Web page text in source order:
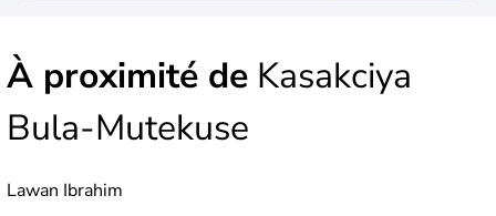
À proximité de Kasakciya
Bula-Mutekuse
Lawan Ibrahim